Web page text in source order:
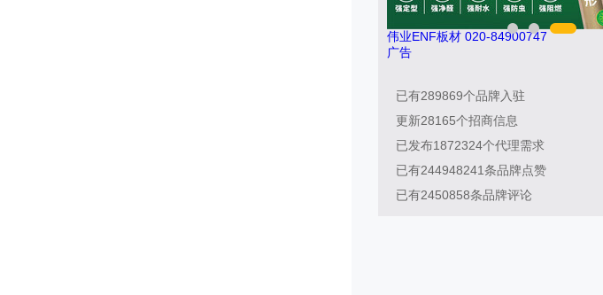
伟业ENF板材 020-84900747
广告
已有289869个品牌入驻
更新28165个招商信息
已发布1872324个代理需求
已有244948241条品牌点赞
已有2450858条品牌评论